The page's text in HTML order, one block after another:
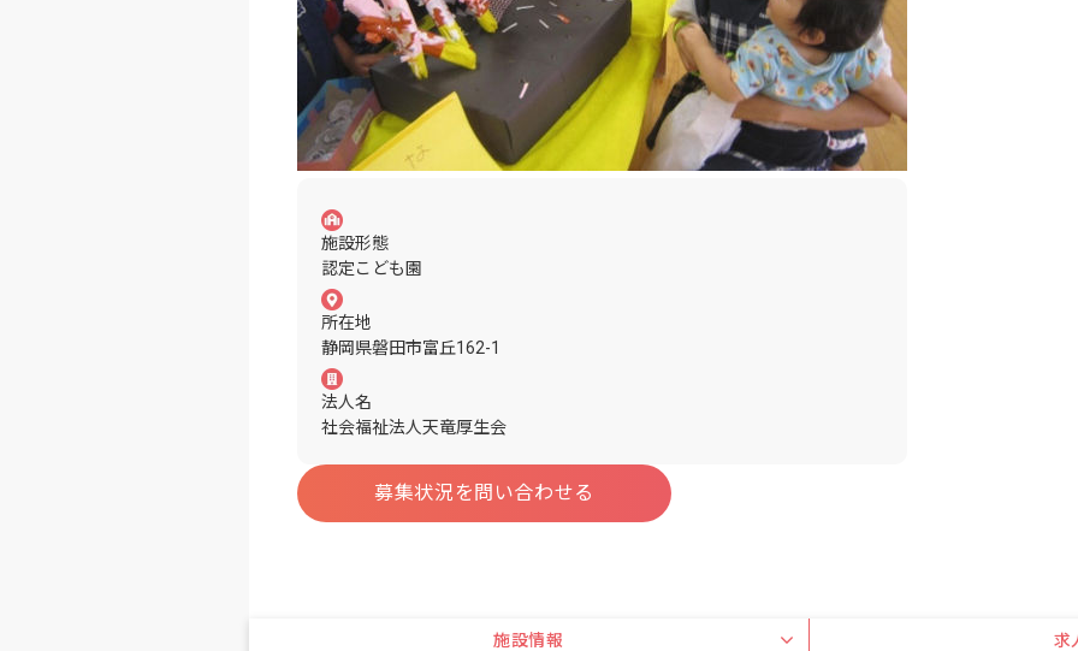
施設形態
認定こども園
所在地
静岡県磐田市富丘162-1
法人名
社会福祉法人天竜厚生会
募集状況を問い合わせる
施設情報 求